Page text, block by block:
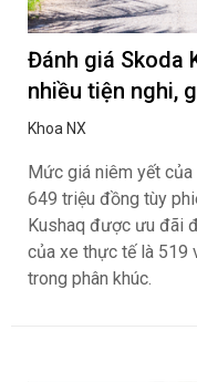
Đánh giá Skoda
nhiều tiện nghi,
Khoa NX
Mức giá niêm yết
649 triệu đồng tùy
Kushaq được ưu đãi
của xe thực tế là 519
trong phân khúc.